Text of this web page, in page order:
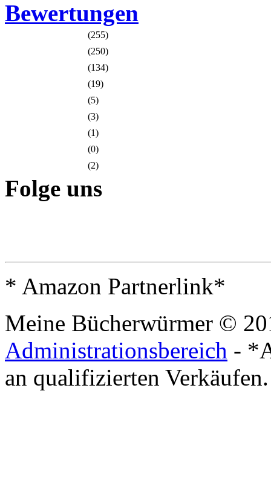
Bewertungen
(255)
(250)
(134)
(19)
(5)
(3)
(1)
(0)
(2)
Folge uns
* Amazon Partnerlink*
Meine Bücherwürmer ©
Administrationsbereich -
an qualifizierten Verkäufen.